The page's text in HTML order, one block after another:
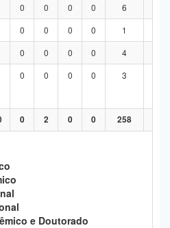
0 0 0 0 6
0 0 0 0 1
0 0 0 0 4
0 0 0 0 3
0 2 0 0 258
e Doutorado